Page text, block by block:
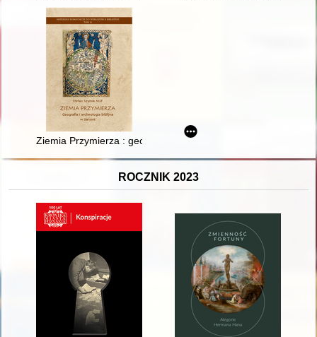
Ziemia Przymierza : geografia i archeologia biblijna w zarysie
ROCZNIK 2023